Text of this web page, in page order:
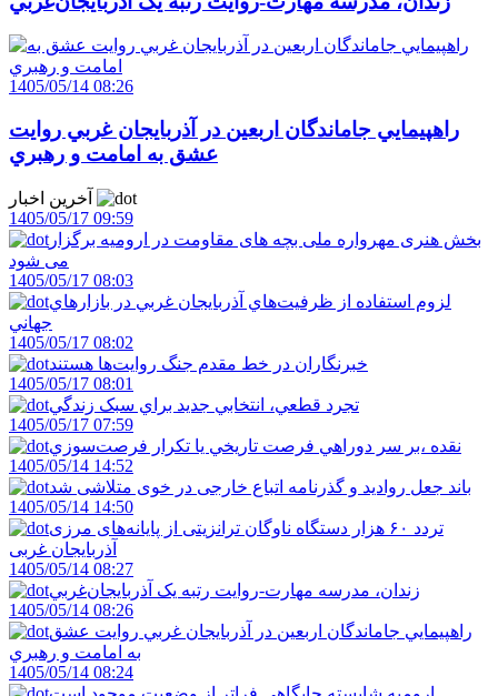
1405/05/14 08:26
راهپيمايي جاماندگان اربعين در آذربايجان غربي روايت
عشق به امامت و رهبري
1405/05/17 09:59
بخش هنری مهرواره ملی بچه های مقاومت در ارومیه برگزار
می شود
1405/05/17 08:03
لزوم استفاده از ظرفيت‌هاي آذربايجان غربي در بازارهاي
جهاني
1405/05/17 08:02
خبرنگاران در خط مقدم جنگ روايت‌ها هستند
1405/05/17 08:01
تجرد قطعي، انتخابي جديد براي سبک زندگي
1405/05/17 07:59
نقده ،بر سر دوراهي فرصت تاريخي يا تکرار فرصت‌سوزي
1405/05/14 14:52
باند جعل روادید و گذرنامه اتباع خارجی در خوی متلاشی شد
1405/05/14 14:50
تردد ۶۰ هزار دستگاه ناوگان ترانزیتی از پایانه‌های مرزی
آذربایجان ‌غربی
1405/05/14 08:27
زندان، مدرسه مهارت-روايت رتبه يک آذربايجان‌غربي
1405/05/14 08:26
راهپيمايي جاماندگان اربعين در آذربايجان غربي روايت عشق
به امامت و رهبري
1405/05/14 08:24